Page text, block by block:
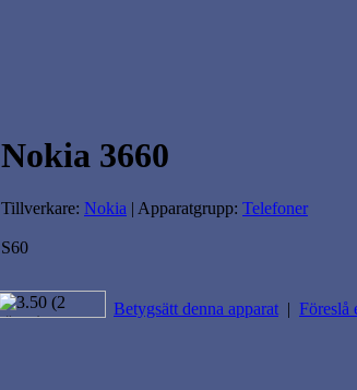
Nokia 3660
Tillverkare: Nokia | Apparatgrupp: Telefoner
S60
Betygsätt denna apparat | Föreslå